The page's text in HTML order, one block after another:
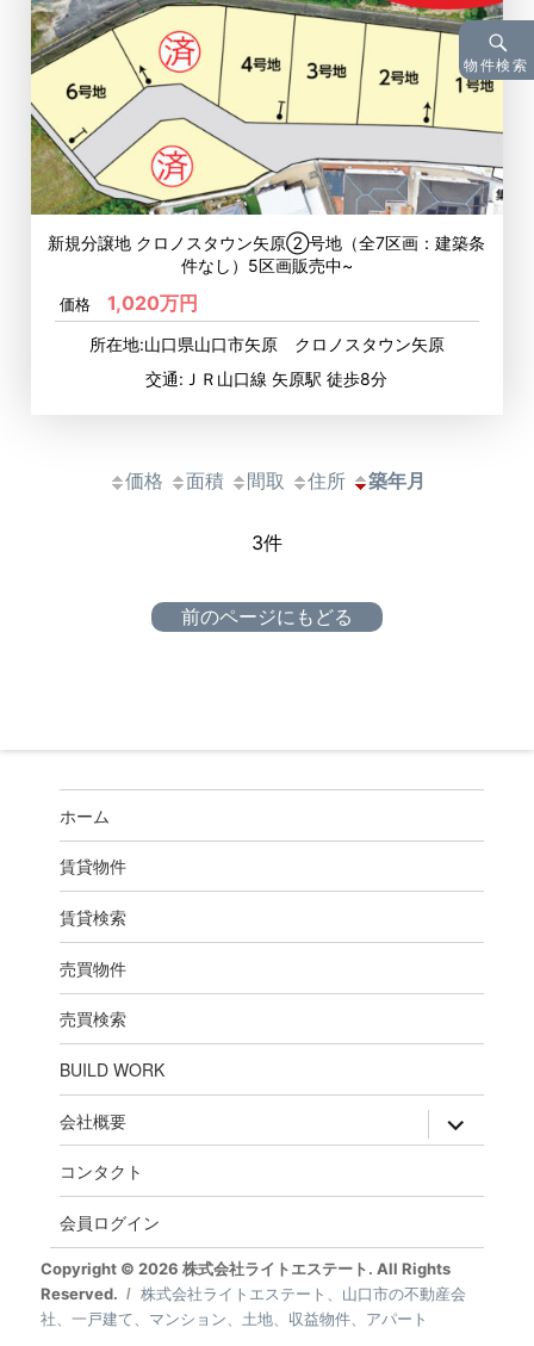
新規分譲地 クロノスタウン矢原②号地（全7区画：建築条
件なし）5区画販売中~
価格 1,020万円
所在地:山口県山口市矢原 クロノスタウン矢原
交通:ＪＲ山口線 矢原駅 徒歩8分
価格 面積 間取 住所 築年月
3件
前のページにもどる
物件検索
ホーム
賃貸物件
賃貸検索
売買物件
売買検索
BUILD WORK
会社概要 expand
child
コンタクト
会員ログイン
Copyright © 2026 株式会社ライトエステート. All Rights
Reserved.
株式会社ライトエステート、山口市の不動産会
社、一戸建て、マンション、土地、収益物件、アパート